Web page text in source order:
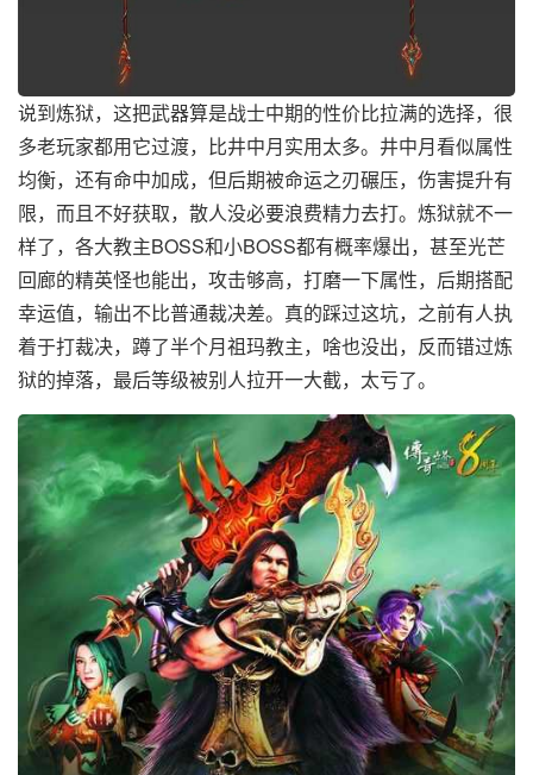
说到炼狱，这把武器算是战士中期的性价比拉满的选择，很
多老玩家都用它过渡，比井中月实用太多。井中月看似属性
均衡，还有命中加成，但后期被命运之刃碾压，伤害提升有
限，而且不好获取，散人没必要浪费精力去打。炼狱就不一
样了，各大教主BOSS和小BOSS都有概率爆出，甚至光芒
回廊的精英怪也能出，攻击够高，打磨一下属性，后期搭配
幸运值，输出不比普通裁决差。真的踩过这坑，之前有人执
着于打裁决，蹲了半个月祖玛教主，啥也没出，反而错过炼
狱的掉落，最后等级被别人拉开一大截，太亏了。